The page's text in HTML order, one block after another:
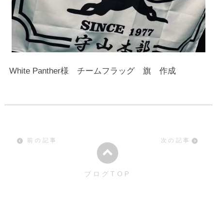
White Panther様 チームフラッグ 旗 作成
前の記事
ブログTOP
次の記事